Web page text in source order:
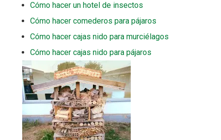
Cómo hacer un hotel de insectos
Cómo hacer comederos para pájaros
Cómo hacer cajas nido para murciélagos
Cómo hacer cajas nido para pájaros